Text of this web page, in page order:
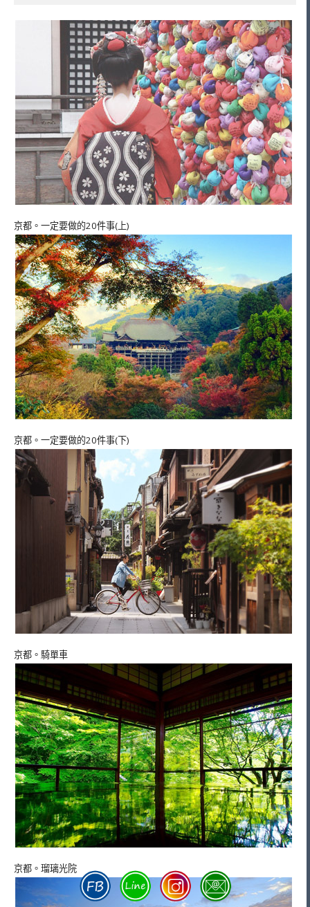
京都。一定要做的20件事(上)
京都。一定要做的20件事(下)
京都。騎單車
京都。瑠璃光院